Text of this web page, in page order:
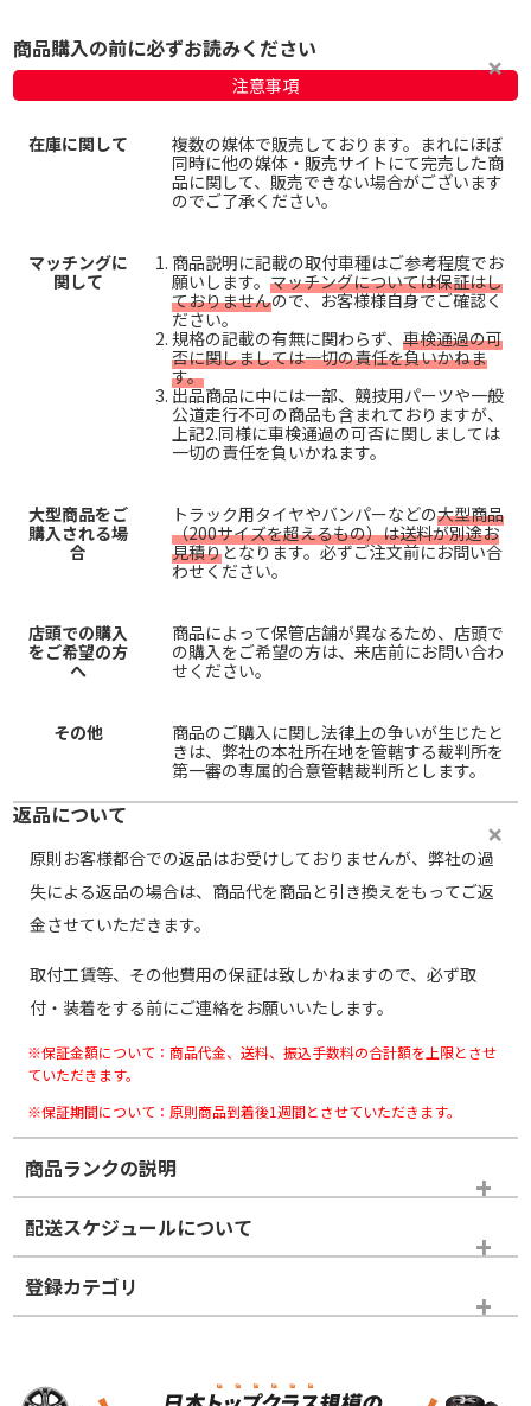
商品購入の前に必ずお読みください
注意事項
在庫に関して
複数の媒体で販売しております。まれにほぼ
同時に他の媒体・販売サイトにて完売した商
品に関して、販売できない場合がございます
のでご了承ください。
マッチングに
関して
商品説明に記載の取付車種はご参考程度でお
願いします。 マッチングについては保証はし
ておりませんので、お客様様自身でご確認く
ださい。
規格の記載の有無に関わらず、 車検通過の可
否に関しましては一切の責任を負いかねま
す。
出品商品に中には一部、競技用パーツや一般
公道走行不可の商品も含まれておりますが、
上記2.同様に車検通過の可否に関しましては
一切の責任を負いかねます。
大型商品をご
購入される場
合
トラック用タイヤやバンパーなどの大型商品
（200サイズを超えるもの）は送料が別途お
見積りとなります。必ずご注文前にお問い合
わせください。
店頭での購入
をご希望の方
へ
商品によって保管店舗が異なるため、店頭で
の購入をご希望の方は、来店前にお問い合わ
せください。
その他
商品のご購入に関し法律上の争いが生じたと
きは、弊社の本社所在地を管轄する裁判所を
第一審の専属的合意管轄裁判所とします。
返品について
原則お客様都合での返品はお受けしておりませんが、弊社の過
失による返品の場合は、商品代を商品と引き換えをもってご返
金させていただきます。
取付工賃等、その他費用の保証は致しかねますので、必ず取
付・装着をする前にご連絡をお願いいたします。
※保証金額について：商品代金、送料、振込手数料の合計額を上限とさせ
ていただきます。
※保証期間について：原則商品到着後1週間とさせていただきます。
商品ランクの説明
※商品ランクは出品者の主観により判断しておりますので、あら
かじめご了承ください。
ホイールランク
配送スケジュールについて
登録カテゴリ
タイヤホイールセット